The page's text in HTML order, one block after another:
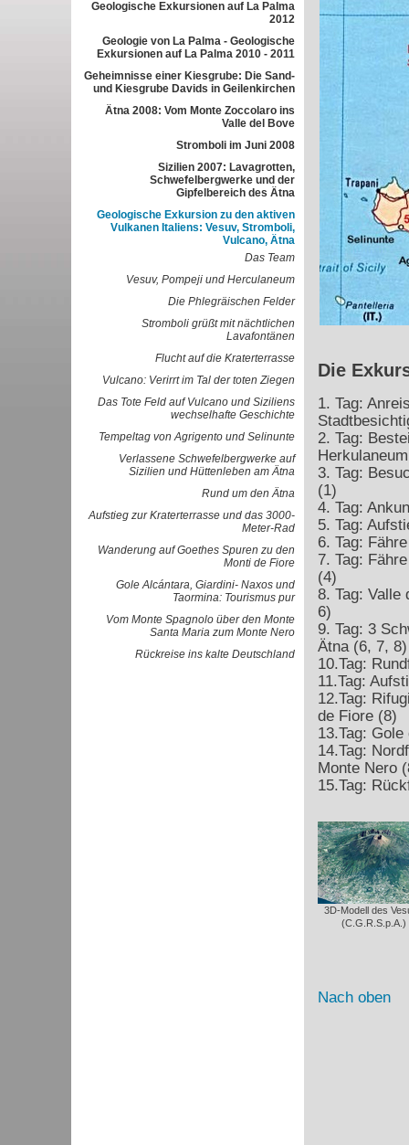
Geologische Exkursionen auf La Palma
2012
Geologie von La Palma - Geologische
Exkursionen auf La Palma 2010 - 2011
Geheimnisse einer Kiesgrube: Die Sand-
und Kiesgrube Davids in Geilenkirchen
Ätna 2008: Vom Monte Zoccolaro ins
Valle del Bove
Stromboli im Juni 2008
Sizilien 2007: Lavagrotten,
Schwefelbergwerke und der
Gipfelbereich des Ätna
Geologische Exkursion zu den aktiven
Vulkanen Italiens: Vesuv, Stromboli,
Vulcano, Ätna
Das Team
Vesuv, Pompeji und Herculaneum
Die Phlegräischen Felder
Stromboli grüßt mit nächtlichen
Lavafontänen
Flucht auf die Kraterterrasse
Vulcano: Verirrt im Tal der toten Ziegen
Das Tote Feld auf Vulcano und Siziliens
wechselhafte Geschichte
Tempeltag von Agrigento und Selinunte
Verlassene Schwefelbergwerke auf
Sizilien und Hüttenleben am Ätna
Rund um den Ätna
Aufstieg zur Kraterterrasse und das 3000-
Meter-Rad
Wanderung auf Goethes Spuren zu den
Monti de Fiore
Gole Alcántara, Giardini- Naxos und
Taormina: Tourismus pur
Vom Monte Spagnolo über den Monte
Santa Maria zum Monte Nero
Rückreise ins kalte Deutschland
Die
1. Tag:
2. Tag:
3. Tag:
(1)
4. Tag:
5. Tag:
6. Tag:
7. Tag:
(4)
8. Tag: Valle
6)
9. Tag: 3
Ätna (6, 7, 8)
10.Tag:
11.Tag:
12.Tag:
de Fiore (8)
13.Tag:
14.Tag:
Monte Nero
15.Tag:
3D-Modell des
(C.G.R.S.p.A.)
Nach oben